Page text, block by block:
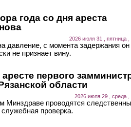
года со дня ареста
2026 июля 31 , пятница ,
давление, с момента задержания он
не признает вину.
первого
области
2026 июля 29 , среда ,
Минздраве проводятся
проверка.